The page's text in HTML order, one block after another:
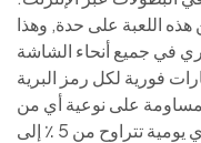
هذه اللعبة على حدة, وهذا
في جميع أنحاء الشاشة
فورية لكل رمز البرية
على نوعية أي من
الميزات الأساسية. عروض استرداد نقدي يومية تتراوح من 5 ٪ إلى